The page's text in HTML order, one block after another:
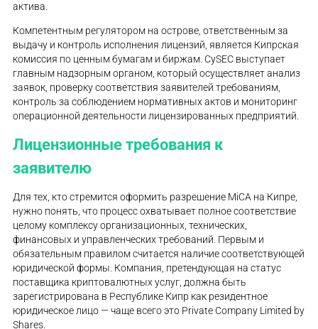
актива.
Компетентным регулятором на острове, ответственным за
выдачу и контроль исполнения лицензий, является Кипрская
комиссия по ценным бумагам и биржам. CySEC выступает
главным надзорным органом, который осуществляет анализ
заявок, проверку соответствия заявителей требованиям,
контроль за соблюдением нормативных актов и мониторинг
операционной деятельности лицензированных предприятий.
Лицензионные требования к
заявителю
Для тех, кто стремится оформить разрешение MiCA на Кипре,
нужно понять, что процесс охватывает полное соответствие
целому комплексу организационных, технических,
финансовых и управленческих требований. Первым и
обязательным правилом считается наличие соответствующей
юридической формы. Компания, претендующая на статус
поставщика криптовалютных услуг, должна быть
зарегистрирована в Республике Кипр как резидентное
юридическое лицо — чаще всего это Private Company Limited by
Shares.